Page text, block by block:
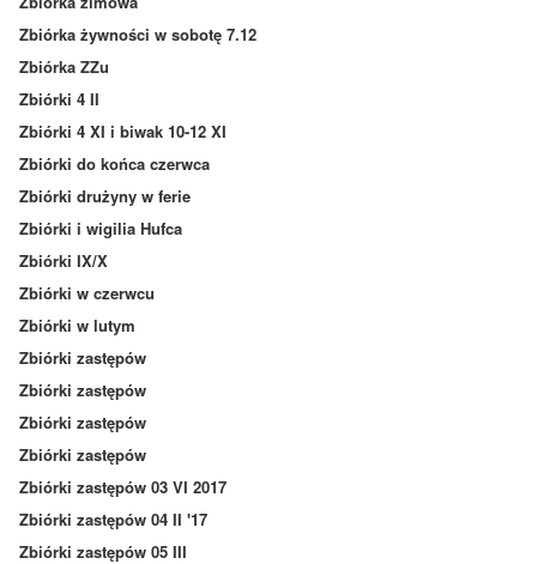
Zbiórka żywności w sobotę 7.12
Zbiórka ZZu
Zbiórki 4 II
Zbiórki 4 XI i biwak 10-12 XI
Zbiórki do końca czerwca
Zbiórki drużyny w ferie
Zbiórki i wigilia Hufca
Zbiórki IX/X
Zbiórki w czerwcu
Zbiórki w lutym
Zbiórki zastępów
Zbiórki zastępów
Zbiórki zastępów
Zbiórki zastępów
Zbiórki zastępów 03 VI 2017
Zbiórki zastępów 04 II '17
Zbiórki zastępów 05 III